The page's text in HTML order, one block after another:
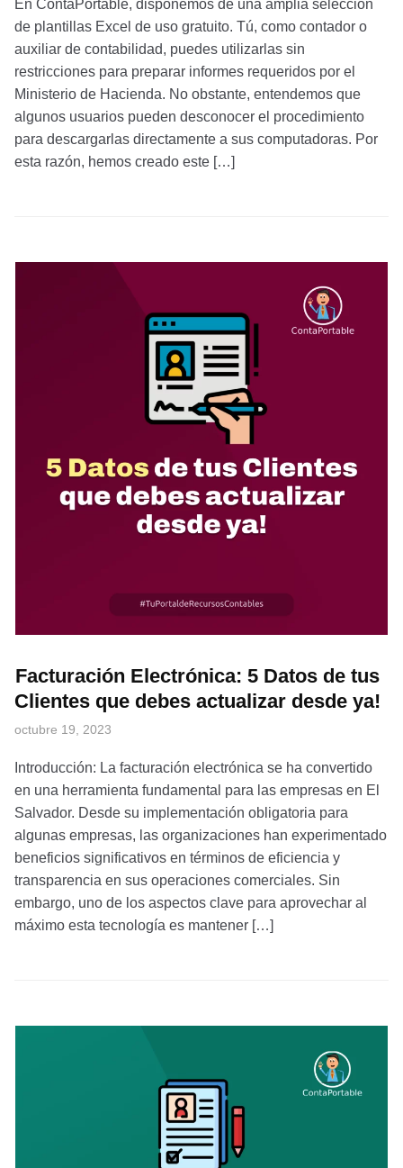
En ContaPortable, disponemos de una amplia selección
de plantillas Excel de uso gratuito. Tú, como contador o
auxiliar de contabilidad, puedes utilizarlas sin
restricciones para preparar informes requeridos por el
Ministerio de Hacienda. No obstante, entendemos que
algunos usuarios pueden desconocer el procedimiento
para descargarlas directamente a sus computadoras. Por
esta razón, hemos creado este […]
Facturación Electrónica: 5 Datos de tus
Clientes que debes actualizar desde ya!
octubre 19, 2023
Introducción: La facturación electrónica se ha convertido
en una herramienta fundamental para las empresas en El
Salvador. Desde su implementación obligatoria para
algunas empresas, las organizaciones han experimentado
beneficios significativos en términos de eficiencia y
transparencia en sus operaciones comerciales. Sin
embargo, uno de los aspectos clave para aprovechar al
máximo esta tecnología es mantener […]